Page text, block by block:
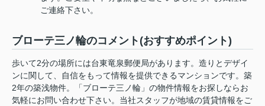
ご連絡下さい。
ブローテ三ノ輪のコメント(おすすめポイント)
歩いて2分の場所には台東竜泉郵便局があります。造りとデザイ
ンに関して、自信をもって情報を提供できるマンションです。築
2年の築浅物件。「ブローテ三ノ輪」の物件情報をお探しならお
気軽にお問い合わせ下さい。当社スタッフが地域の賃貸情報をご